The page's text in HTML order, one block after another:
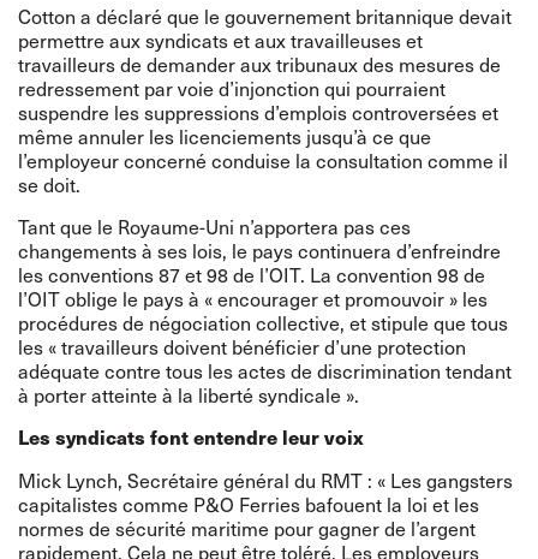
Cotton a déclaré que le gouvernement britannique devait
permettre aux syndicats et aux travailleuses et
travailleurs de demander aux tribunaux des mesures de
redressement par voie d’injonction qui pourraient
suspendre les suppressions d’emplois controversées et
même annuler les licenciements jusqu’à ce que
l’employeur concerné conduise la consultation comme il
se doit.
Tant que le Royaume-Uni n’apportera pas ces
changements à ses lois, le pays continuera d’enfreindre
les conventions 87et98de l’OIT. La convention 98 de
l’OIT oblige le pays à « encourager et promouvoir » les
procédures de négociation collective, et stipule que tous
les « travailleurs doivent bénéficier d’une protection
adéquate contre tous les actes de discrimination tendant
à porter atteinte à la liberté syndicale ».
Les syndicats font entendre leur voix
Mick Lynch, Secrétaire général du RMT : « Les gangsters
capitalistes comme P&O Ferries bafouent la loi et les
normes de sécurité maritime pour gagner de l’argent
rapidement. Cela ne peut être toléré. Les employeurs